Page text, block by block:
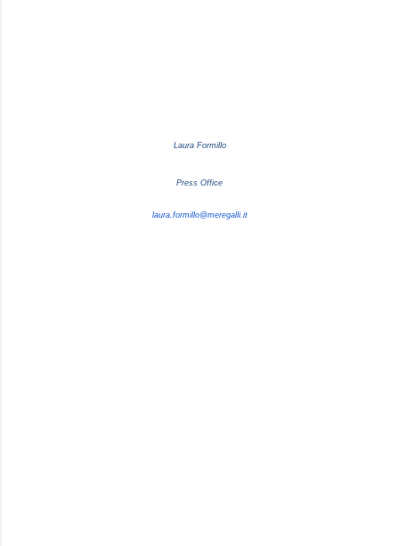
Laura Formillo
Press Office
laura.formillo@meregalli.it